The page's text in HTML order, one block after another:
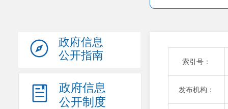
政府信息
公开指南
政府信息
公开制度
索引号：
发布机构：